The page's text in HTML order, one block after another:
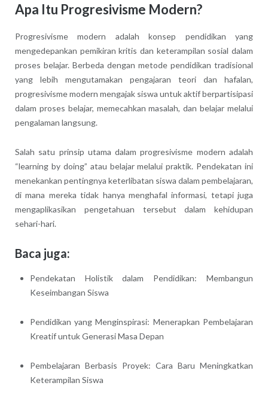
Apa Itu Progresivisme Modern?
Progresivisme modern adalah konsep pendidikan yang
mengedepankan pemikiran kritis dan keterampilan sosial dalam
proses belajar. Berbeda dengan metode pendidikan tradisional
yang lebih mengutamakan pengajaran teori dan hafalan,
progresivisme modern mengajak siswa untuk aktif berpartisipasi
dalam proses belajar, memecahkan masalah, dan belajar melalui
pengalaman langsung.
Salah satu prinsip utama dalam progresivisme modern adalah
“learning by doing” atau belajar melalui praktik. Pendekatan ini
menekankan pentingnya keterlibatan siswa dalam pembelajaran,
di mana mereka tidak hanya menghafal informasi, tetapi juga
mengaplikasikan pengetahuan tersebut dalam kehidupan
sehari-hari.
Baca juga:
Pendekatan Holistik dalam Pendidikan: Membangun
Keseimbangan Siswa
Pendidikan yang Menginspirasi: Menerapkan Pembelajaran
Kreatif untuk Generasi Masa Depan
Pembelajaran Berbasis Proyek: Cara Baru Meningkatkan
Keterampilan Siswa